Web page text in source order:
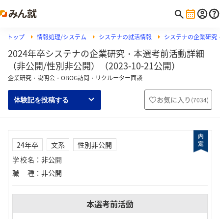
トップ 情報処理/システム システナの就活情報 システナの企業研究
2024年卒システナの企業研究・本選考前活動詳細
（非公開/性別非公開）（2023-10-21公開）
企業研究・説明会・OBOG訪問・リクルーター面談
体験記を投稿する お気に入り (7034)
24年卒 文系
性別非公開
学校名 ： 非公開
職種 ： 非公開
本選考前活動